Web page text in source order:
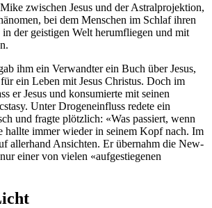
zwischen Jesus und der Astralprojektion,
bei dem Menschen im Schlaf ihren
der geistigen Welt herumfliegen und mit
ihm ein Verwandter ein Buch über Jesus,
ein Leben mit Jesus Christus. Doch im
er Jesus und konsumierte mit seinen
Unter Drogeneinfluss redete ein
und fragte plötzlich: «Was passiert, wenn
hallte immer wieder in seinem Kopf nach. Im
allerhand Ansichten. Er übernahm die New-
einer von vielen «aufgestiegenen